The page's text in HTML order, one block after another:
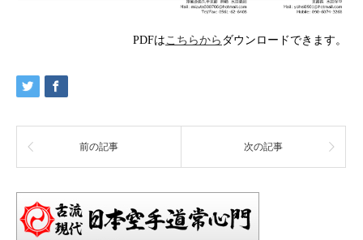
PDFはこちらから ダウンロードできます。
前の記事 次の記事